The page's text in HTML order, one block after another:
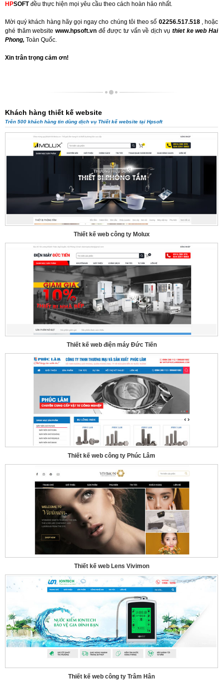
HPSOFTđều thực hiện mọi yêu cầu theo cách hoàn hảo nhất.
Mời quý khách hàng hãy gọi ngay cho chúng tôi theo số 02256.517.518 , hoặc
ghé thăm website www.hpsoft.vnđể được tư vấn về dịch vụthiet ke web Hai
Phong, Toàn Quốc.
Xin trân trọng cảm ơn!
Khách hàng thiết kế website
Trên 500 khách hàng tin dùng dịch vụ Thiết kế website tại Hpsoft
Thiết kế web công ty Molux
Thiết kế web điện máy Đức Tiến
Thiết kế web công ty Phúc Lâm
Thiết kế web Lens Vivimon
Thiết kế web công ty Trâm Hân